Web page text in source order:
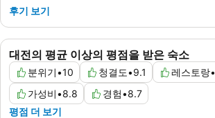
대전의 평균 이상의 평점을 받은 숙소
분위기•10 청결도•9.1 레스토랑•
가성비•8.8 경험•8.7
평점 더 보기
후기 보기